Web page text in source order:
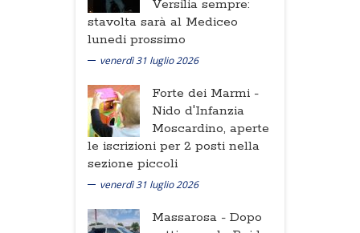
Versilia sempre:
stavolta sarà al Mediceo
lunedi prossimo
venerdì 31 luglio 2026
Forte dei Marmi -
Nido d'Infanzia
Moscardino, aperte
le iscrizioni per 2 posti nella
sezione piccoli
venerdì 31 luglio 2026
Massarosa - Dopo